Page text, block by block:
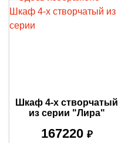
Шкаф 4-х створчатый
из серии "Лира"
167220 ₽